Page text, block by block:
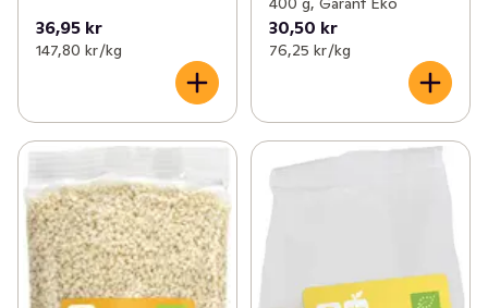
36,95 kr
147,80 kr /kg
30,50 kr
76,25 kr /kg